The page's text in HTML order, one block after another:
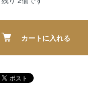
カートに入れる